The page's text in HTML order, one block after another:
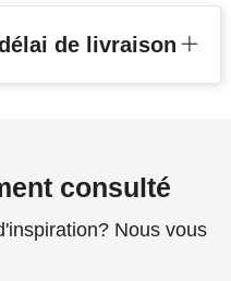
de livraison
consulté
Nous vous